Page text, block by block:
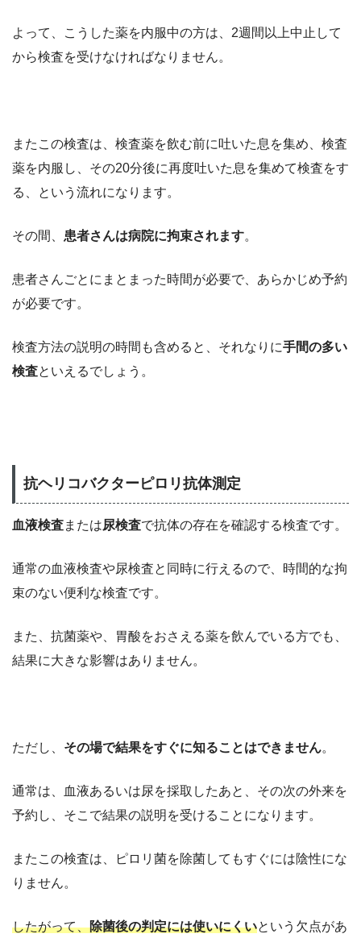
よって、こうした薬を内服中の方は、2週間以上中止して
から検査を受けなければなりません。
またこの検査は、検査薬を飲む前に吐いた息を集め、検査
薬を内服し、その20分後に再度吐いた息を集めて検査をす
る、という流れになります。
その間、 患者さんは病院に拘束されます。
患者さんごとにまとまった時間が必要で、あらかじめ予約
が必要です。
検査方法の説明の時間も含めると、それなりに手間の多い
検査といえるでしょう。
抗ヘリコバクターピロリ抗体測定
血液検査または尿検査で抗体の存在を確認する検査です。
通常の血液検査や尿検査と同時に行えるので、時間的な拘
束のない便利な検査です。
また、抗菌薬や、胃酸をおさえる薬を飲んでいる方でも、
結果に大きな影響はありません。
ただし、 その場で結果をすぐに知ることはできません。
通常は、血液あるいは尿を採取したあと、その次の外来を
予約し、そこで結果の説明を受けることになります。
またこの検査は、ピロリ菌を除菌してもすぐには陰性にな
りません。
したがって、除菌後の判定には使いにくいという欠点があ